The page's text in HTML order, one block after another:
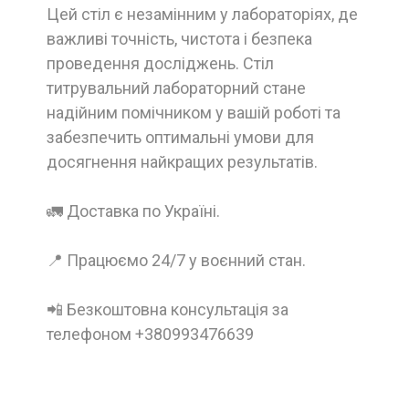
Цей стіл є незамінним у лабораторіях, де
важливі точність, чистота і безпека
проведення досліджень. Стіл
титрувальний лабораторний стане
надійним помічником у вашій роботі та
забезпечить оптимальні умови для
досягнення найкращих результатів.
🚛 Доставка по Україні.
📍 Працюємо 24/7 у воєнний стан.
📲 Безкоштовна консультація за
телефоном +380993476639